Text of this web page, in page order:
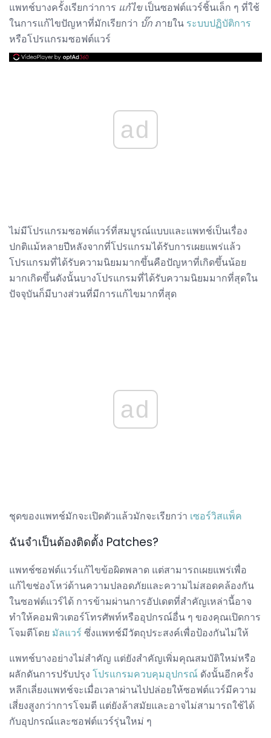
แพทช์บางครั้งเรียกว่าการ แก้ไขเป็นซอฟต์แวร์ชิ้นเล็ก ๆ ที่ใช้
ในการแก้ไขปัญหาที่มักเรียกว่า บั๊ก ภายใน ระบบปฏิบัติการ
หรือโปรแกรมซอฟต์แวร์
ad
ไม่มีโปรแกรมซอฟต์แวร์ที่สมบูรณ์แบบและแพทช์เป็นเรื่อง
ปกติแม้หลายปีหลังจากที่โปรแกรมได้รับการเผยแพร่แล้ว
โปรแกรมที่ได้รับความนิยมมากขึ้นคือปัญหาที่เกิดขึ้นน้อย
มากเกิดขึ้นดังนั้นบางโปรแกรมที่ได้รับความนิยมมากที่สุดใน
ปัจจุบันก็มีบางส่วนที่มีการแก้ไขมากที่สุด
ad
ชุดของแพทช์มักจะเปิดตัวแล้วมักจะเรียกว่า เซอร์วิสแพ็ค
ฉันจำเป็นต้องติดตั้ง Patches?
แพทช์ซอฟต์แวร์แก้ไขข้อผิดพลาด แต่สามารถเผยแพร่เพื่อ
แก้ไขช่องโหว่ด้านความปลอดภัยและความไม่สอดคล้องกัน
ในซอฟต์แวร์ได้ การข้ามผ่านการอัปเดตที่สำคัญเหล่านี้อาจ
ทำให้คอมพิวเตอร์โทรศัพท์หรืออุปกรณ์อื่น ๆ ของคุณเปิดการ
โจมตีโดย มัลแวร์ ซึ่งแพทช์มีวัตถุประสงค์เพื่อป้องกันไม่ให้
แพทช์บางอย่างไม่สำคัญ แต่ยังสำคัญเพิ่มคุณสมบัติใหม่หรือ
ผลักดันการปรับปรุง โปรแกรมควบคุมอุปกรณ์ ดังนั้นอีกครั้ง
หลีกเลี่ยงแพทช์จะเมื่อเวลาผ่านไปปล่อยให้ซอฟต์แวร์มีความ
เสี่ยงสูงกว่าการโจมตี แต่ยังล้าสมัยและอาจไม่สามารถใช้ได้
กับอุปกรณ์และซอฟต์แวร์รุ่นใหม่ ๆ